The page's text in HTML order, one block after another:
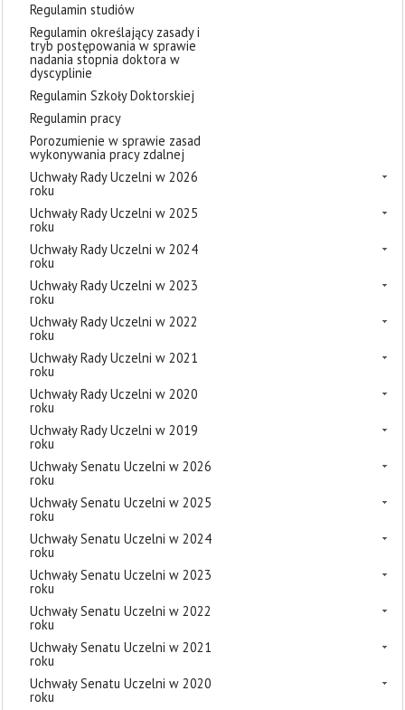
Regulamin studiów
Regulamin określający zasady i
tryb postępowania w sprawie
nadania stopnia doktora w
dyscyplinie
Regulamin Szkoły Doktorskiej
Regulamin pracy
Porozumienie w sprawie zasad
wykonywania pracy zdalnej
Uchwały Rady Uczelni w 2026
roku
Uchwały Rady Uczelni w 2025
roku
Uchwały Rady Uczelni w 2024
roku
Uchwały Rady Uczelni w 2023
roku
Uchwały Rady Uczelni w 2022
roku
Uchwały Rady Uczelni w 2021
roku
Uchwały Rady Uczelni w 2020
roku
Uchwały Rady Uczelni w 2019
roku
Uchwały Senatu Uczelni w 2026
roku
Uchwały Senatu Uczelni w 2025
roku
Uchwały Senatu Uczelni w 2024
roku
Uchwały Senatu Uczelni w 2023
roku
Uchwały Senatu Uczelni w 2022
roku
Uchwały Senatu Uczelni w 2021
roku
Uchwały Senatu Uczelni w 2020
roku